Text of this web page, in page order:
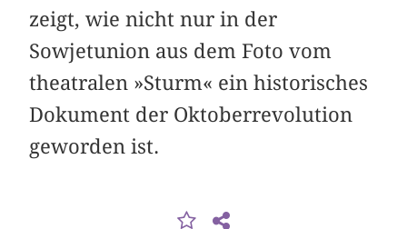
zeigt, wie nicht nur in der
Sowjetunion aus dem Foto vom
theatralen »Sturm« ein historisches
Dokument der Oktober­revolution
geworden ist.